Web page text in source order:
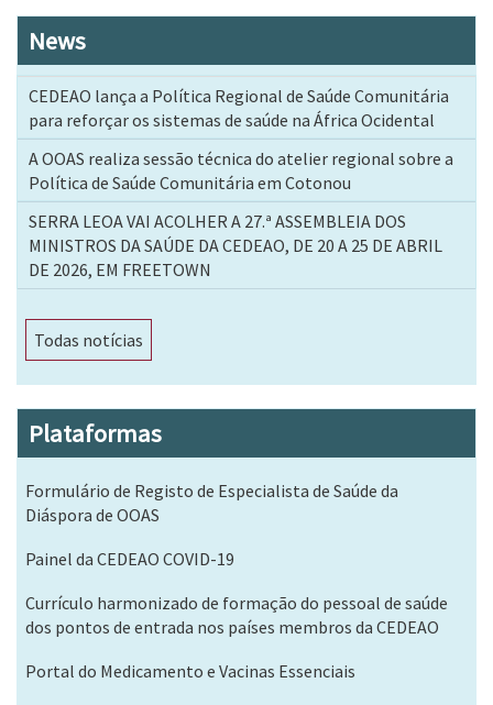
News
CEDEAO lança a Política Regional de Saúde Comunitária
para reforçar os sistemas de saúde na África Ocidental
A OOAS realiza sessão técnica do atelier regional sobre a
Política de Saúde Comunitária em Cotonou
SERRA LEOA VAI ACOLHER A 27.ª ASSEMBLEIA DOS
MINISTROS DA SAÚDE DA CEDEAO, DE 20 A 25 DE ABRIL
DE 2026, EM FREETOWN
Todas notícias
Plataformas
Formulário de Registo de Especialista de Saúde da
Diáspora de OOAS
Painel da CEDEAO COVID-19
Currículo harmonizado de formação do pessoal de saúde
dos pontos de entrada nos países membros da CEDEAO
Portal do Medicamento e Vacinas Essenciais